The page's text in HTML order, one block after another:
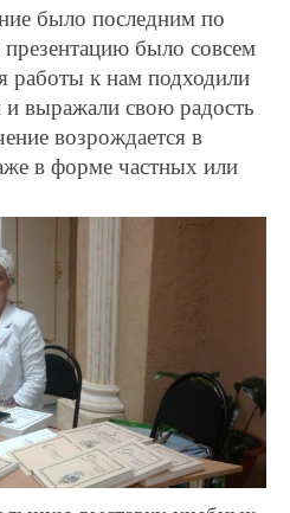
было последним по
было совсем
работы к нам подходили
и выражали свою радость
возрождается в
в форме частных или